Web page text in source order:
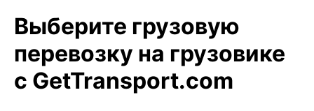
Выберите грузовую
перевозку на грузовике
с GetTransport.com